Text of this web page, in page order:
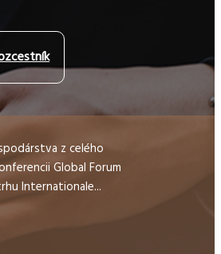
z celého
Global Forum
Internationale...